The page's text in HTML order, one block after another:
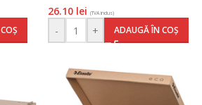
26.10 lei (TVA inclus)
- + ADAUGĂ ÎN COȘ